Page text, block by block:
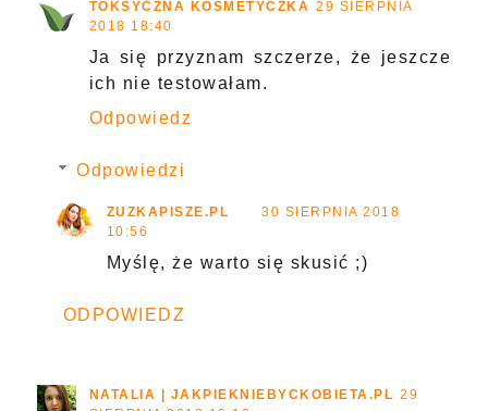
TOKSYCZNA KOSMETYCZKA 29 SIERPNIA
2018 18:40
Ja się przyznam szczerze, że jeszcze
ich nie testowałam.
Odpowiedz
Odpowiedzi
ZUZKAPISZE.PL
30 SIERPNIA 2018
10:56
Myślę, że warto się skusić ;)
ODPOWIEDZ
NATALIA | JAKPIEKNIEBYCKOBIETA.PL 29